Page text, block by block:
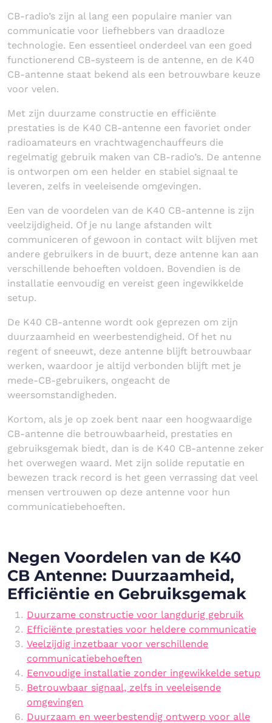
CB-radio’s zijn al lang een populaire manier van
communicatie voor liefhebbers van draadloze
technologie. Een essentieel onderdeel van een goed
functionerend CB-systeem is de antenne, en de K40
CB-antenne staat bekend als een betrouwbare keuze
voor velen.
Met zijn duurzame constructie en efficiënte
prestaties is de K40 CB-antenne een favoriet onder
radioamateurs en vrachtwagenchauffeurs die
regelmatig gebruik maken van CB-radio’s. De antenne
is ontworpen om een helder en stabiel signaal te
leveren, zelfs in veeleisende omgevingen.
Een van de voordelen van de K40 CB-antenne is zijn
veelzijdigheid. Of je nu lange afstanden wilt
communiceren of gewoon in contact wilt blijven met
andere gebruikers in de buurt, deze antenne kan aan
verschillende behoeften voldoen. Bovendien is de
installatie eenvoudig en vereist geen ingewikkelde
setup.
De K40 CB-antenne wordt ook geprezen om zijn
duurzaamheid en weerbestendigheid. Of het nu
regent of sneeuwt, deze antenne blijft betrouwbaar
werken, waardoor je altijd verbonden blijft met je
mede-CB-gebruikers, ongeacht de
weersomstandigheden.
Kortom, als je op zoek bent naar een hoogwaardige
CB-antenne die betrouwbaarheid, prestaties en
gebruiksgemak biedt, dan is de K40 CB-antenne zeker
het overwegen waard. Met zijn solide reputatie en
bewezen track record is het geen verrassing dat veel
mensen vertrouwen op deze antenne voor hun
communicatiebehoeften.
Negen Voordelen van de K40
CB Antenne: Duurzaamheid,
Efficiëntie en Gebruiksgemak
Duurzame constructie voor langdurig gebruik
Efficiënte prestaties voor heldere communicatie
Veelzijdig inzetbaar voor verschillende
communicatiebehoeften
Eenvoudige installatie zonder ingewikkelde setup
Betrouwbaar signaal, zelfs in veeleisende
omgevingen
Duurzaam en weerbestendig ontwerp voor alle